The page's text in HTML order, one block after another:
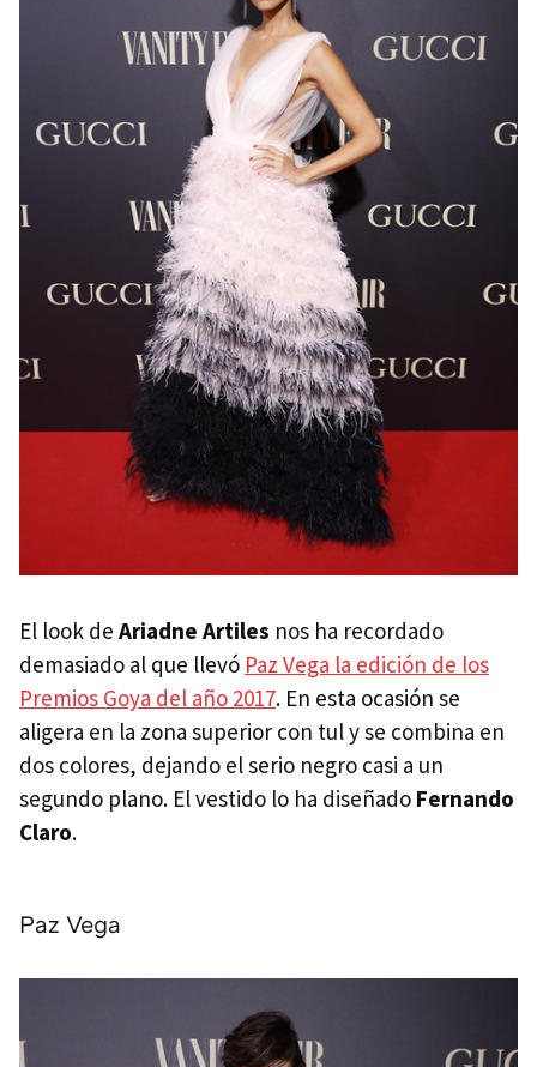
El look de Ariadne Artiles nos ha recordado
demasiado al que llevó Paz Vega la edición de los
Premios Goya del año 2017. En esta ocasión se
aligera en la zona superior con tul y se combina en
dos colores, dejando el serio negro casi a un
segundo plano. El vestido lo ha diseñado Fernando
Claro.
Paz Vega